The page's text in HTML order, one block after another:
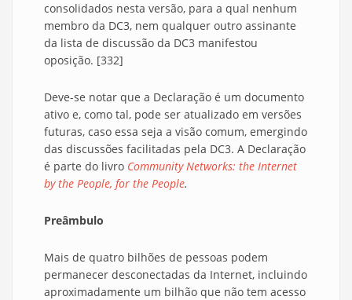
consolidados nesta versão, para a qual nenhum
membro da DC3, nem qualquer outro assinante
da lista de discussão da DC3 manifestou
oposição. [332]
Deve-se notar que a Declaração é um documento
ativo e, como tal, pode ser atualizado em versões
futuras, caso essa seja a visão comum, emergindo
das discussões facilitadas pela DC3. A Declaração
é parte do livro Community Networks: the Internet
by the People, for the People.
Preâmbulo
Mais de quatro bilhões de pessoas podem
permanecer desconectadas da Internet, incluindo
aproximadamente um bilhão que não tem acesso